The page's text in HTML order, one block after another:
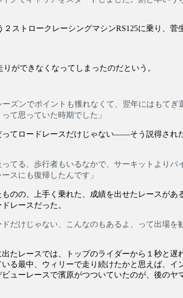
ストロークレーシングマシンRS125に乗り、菅
ができなくなってしまったのだという。
ズンでポイントも獲れなくて、翌年にはもてぎ
て思っていた時期でした」
てロードレースだけじゃない――そう説得され
てる、歩行者もいるなかで、サーキットよりバ
スにも復帰したんです」
の、上手く乗れた、成績を出せたレースがあ
レースだった。
だけじゃない、こんなのもあるよ、って出場を
レースでは、トップのライダーから１秒と遅
る最中、ウィリーで走り続けたかと思えば、イ
ューレースで濱原がつついていたのが、後のヤ